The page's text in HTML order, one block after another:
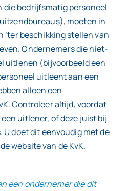
die bedrijfsmatig personeel
moeten in
beschikking stellen van
Ondernemers die niet-
uitlenen (bijvoorbeeld een
uitleent aan een
alleen een
Controleer altijd, voordat
uitlener, of deze juist bij
U doet dit eenvoudig met de
website van de KvK.
een ondernemer die dit